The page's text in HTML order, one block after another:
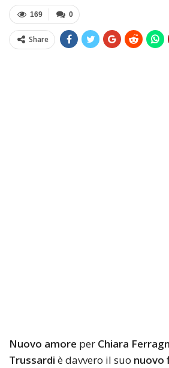
0
169
Share
Nuovo amore per Chiara
Trussardi è davvero il suo nuovo